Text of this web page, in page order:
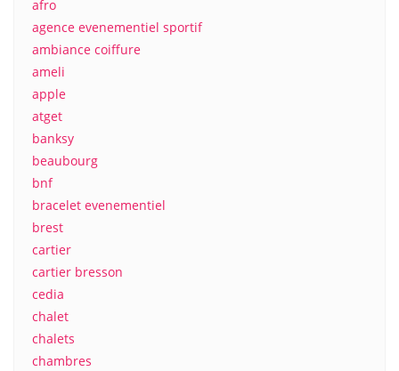
afro
agence evenementiel sportif
ambiance coiffure
ameli
apple
atget
banksy
beaubourg
bnf
bracelet evenementiel
brest
cartier
cartier bresson
cedia
chalet
chalets
chambres